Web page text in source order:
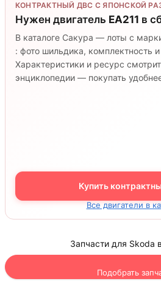
КОНТРАКТНЫЙ ДВС С ЯПОНСКОЙ
Нужен двигатель EA211 в
В каталоге Сакура — лоты с
: фото шильдика, комплектность
Характеристики и ресурс
энциклопедии — покупать
Купить
Все двигатели в
Запчасти для Skoda
Подобрать